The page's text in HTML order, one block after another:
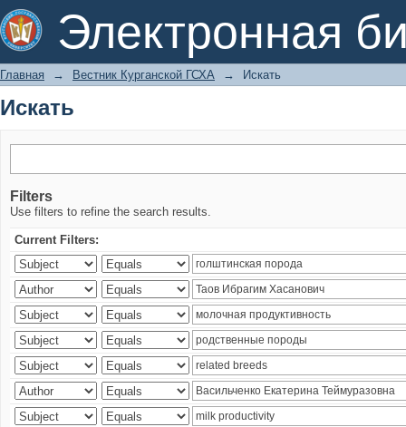
Электронная
Искать
Главная → Вестник Курганской ГСХА → Искать
Искать
Filters
Use filters to refine the search results.
Current Filters: